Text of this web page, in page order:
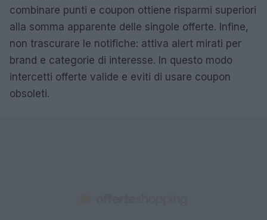
combinare punti e coupon ottiene risparmi superiori
alla somma apparente delle singole offerte. Infine,
non trascurare le notifiche: attiva alert mirati per
brand e categorie di interesse. In questo modo
intercetti offerte valide e eviti di usare coupon
obsoleti.